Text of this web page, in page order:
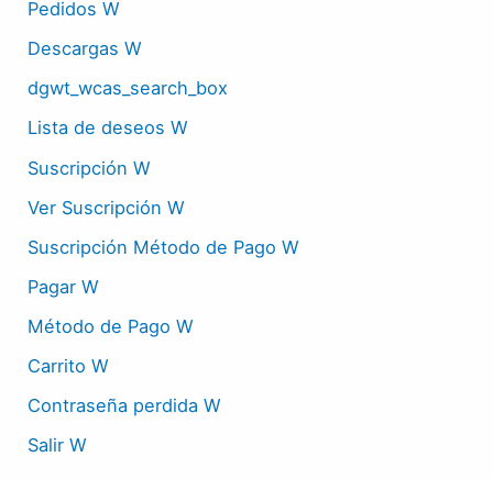
Pedidos W
Descargas W
dgwt_wcas_search_box
Lista de deseos W
Suscripción W
Ver Suscripción W
Suscripción Método de Pago W
Pagar W
Método de Pago W
Carrito W
Contraseña perdida W
Salir W